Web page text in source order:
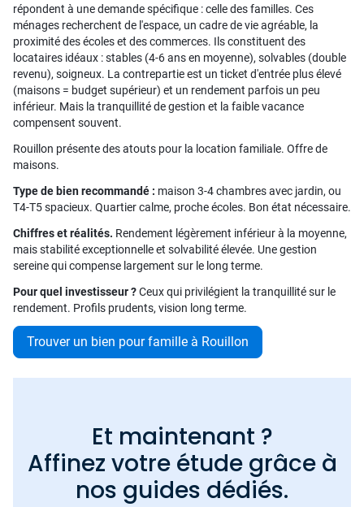
répondent à une demande spécifique : celle des familles. Ces
ménages recherchent de l'espace, un cadre de vie agréable, la
proximité des écoles et des commerces. Ils constituent des
locataires idéaux : stables (4-6 ans en moyenne), solvables (double
revenu), soigneux. La contrepartie est un ticket d'entrée plus élevé
(maisons = budget supérieur) et un rendement parfois un peu
inférieur. Mais la tranquillité de gestion et la faible vacance
compensent souvent.
Rouillon présente des atouts pour la location familiale. Offre de
maisons.
Type de bien recommandé : maison 3-4 chambres avec jardin, ou
T4-T5 spacieux. Quartier calme, proche écoles. Bon état nécessaire.
Chiffres et réalités. Rendement légèrement inférieur à la moyenne,
mais stabilité exceptionnelle et solvabilité élevée. Une gestion
sereine qui compense largement sur le long terme.
Pour quel investisseur ?Ceux qui privilégient la tranquillité sur le
rendement. Profils prudents, vision long terme.
Trouver un bien pour famille à Rouillon
Et maintenant ?
Affinez votre étude grâce à
nos guides dédiés.